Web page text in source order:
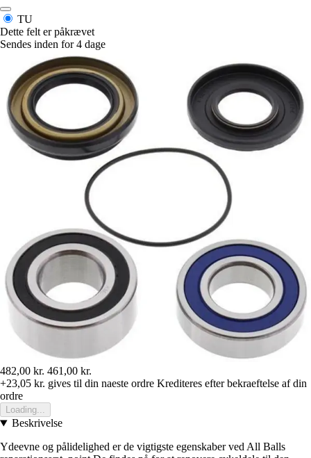
TU
Dette felt er påkrævet
Sendes inden for 4 dage
482,00 kr. 461,00 kr.
+23,05 kr. gives til din naeste ordre Krediteres efter bekraeftelse af din
ordre
Loading...
Beskrivelse
Ydeevne og pålidelighed er de vigtigste egenskaber ved All Balls